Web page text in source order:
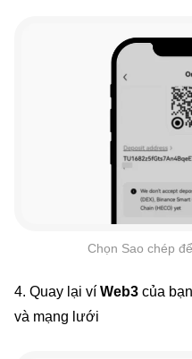
Chọn Sao chép
4. Quay lại ví Web3 của
và mạng lưới